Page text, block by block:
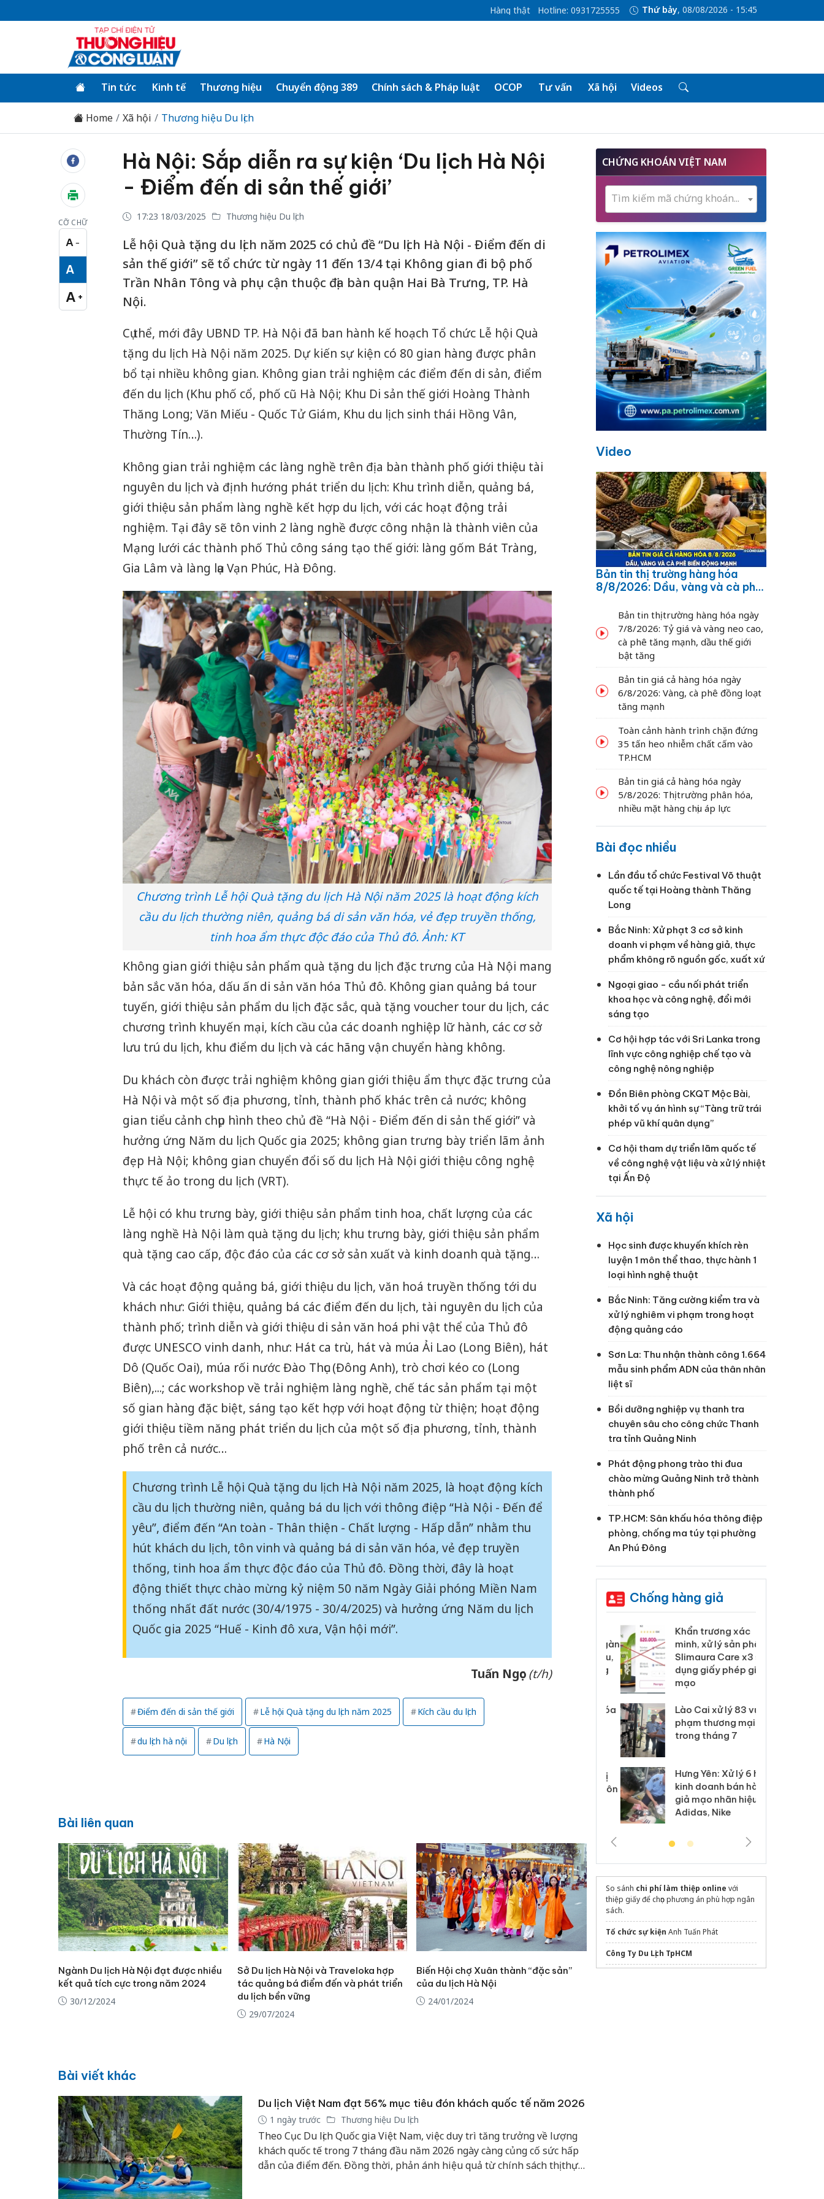
Hàng thật Hotline: 0931725555 Thứ bảy, 08/08/2026 - 15:45
Tin tức Kinh tế Thương hiệu Chuyển động 389 Chính sách & Pháp luật OCOP Tư vấn Xã hội Videos
Home Xã hội Thương hiệu Du lịch
CỠ CHỮ
A −
Cỡ chữ nhỏ
A
Cỡ chữ vừa
A +
Cỡ chữ lớn
Hà Nội: Sắp diễn ra sự kiện ‘Du lịch Hà Nội
- Điểm đến di sản thế giới’
17:23 18/03/2025 Thương hiệu Du lịch
Lễ hội Quà tặng du lịch năm 2025 có chủ đề “Du lịch Hà Nội - Điểm đến di
sản thế giới” sẽ tổ chức từ ngày 11 đến 13/4 tại Không gian đi bộ phố
Trần Nhân Tông và phụ cận thuộc địa bàn quận Hai Bà Trưng, TP. Hà
Nội.
Cụ thể, mới đây UBND TP. Hà Nội đã ban hành kế hoạch Tổ chức Lễ hội Quà
tặng du lịch Hà Nội năm 2025. Dự kiến sự kiện có 80 gian hàng được phân
bổ tại nhiều không gian. Không gian trải nghiệm các điểm đến di sản, điểm
đến du lịch (Khu phố cổ, phố cũ Hà Nội; Khu Di sản thế giới Hoàng Thành
Thăng Long; Văn Miếu - Quốc Tử Giám, Khu du lịch sinh thái Hồng Vân,
Thường Tín…).
Không gian trải nghiệm các làng nghề trên địa bàn thành phố giới thiệu tài
nguyên du lịch và định hướng phát triển du lịch: Khu trình diễn, quảng bá,
giới thiệu sản phẩm làng nghề kết hợp du lịch, với các hoạt động trải
nghiệm. Tại đây sẽ tôn vinh 2 làng nghề được công nhận là thành viên của
Mạng lưới các thành phố Thủ công sáng tạo thế giới: làng gốm Bát Tràng,
Gia Lâm và làng lụa Vạn Phúc, Hà Đông.
Chương trình Lễ hội Quà tặng du lịch Hà Nội năm 2025 là hoạt động kích
cầu du lịch thường niên, quảng bá di sản văn hóa, vẻ đẹp truyền thống,
tinh hoa ẩm thực độc đáo của Thủ đô. Ảnh: KT
Không gian giới thiệu sản phẩm quà tặng du lịch đặc trưng của Hà Nội mang
bản sắc văn hóa, dấu ấn di sản văn hóa Thủ đô. Không gian quảng bá tour
tuyến, giới thiệu sản phẩm du lịch đặc sắc, quà tặng voucher tour du lịch, các
chương trình khuyến mại, kích cầu của các doanh nghiệp lữ hành, các cơ sở
lưu trú du lịch, khu điểm du lịch và các hãng vận chuyển hàng không.
Du khách còn được trải nghiệm không gian giới thiệu ẩm thực đặc trưng của
Hà Nội và một số địa phương, tỉnh, thành phố khác trên cả nước; không
gian tiểu cảnh chụp hình theo chủ đề “Hà Nội - Điểm đến di sản thế giới” và
hưởng ứng Năm du lịch Quốc gia 2025; không gian trưng bày triển lãm ảnh
đẹp Hà Nội; không gian chuyển đổi số du lịch Hà Nội giới thiệu công nghệ
thực tế ảo trong du lịch (VRT).
Lễ hội có khu trưng bày, giới thiệu sản phẩm tinh hoa, chất lượng của các
làng nghề Hà Nội làm quà tặng du lịch; khu trưng bày, giới thiệu sản phẩm
quà tặng cao cấp, độc đáo của các cơ sở sản xuất và kinh doanh quà tặng…
Và các hoạt động quảng bá, giới thiệu du lịch, văn hoá truyền thống tới du
khách như: Giới thiệu, quảng bá các điểm đến du lịch, tài nguyên du lịch của
thành phố; trình diễn và giới thiệu di sản văn hoá phi vật thể của Thủ đô
được UNESCO vinh danh, như: Hát ca trù, hát và múa Ải Lao (Long Biên), hát
Dô (Quốc Oai), múa rối nước Đào Thục (Đông Anh), trò chơi kéo co (Long
Biên),...; các workshop về trải nghiệm làng nghề, chế tác sản phẩm tại một
số gian hàng đặc biệt, sáng tạo kết hợp với hoạt động từ thiện; hoạt động
giới thiệu tiềm năng phát triển du lịch của một số địa phương, tỉnh, thành
phố trên cả nước…
Chương trình Lễ hội Quà tặng du lịch Hà Nội năm 2025, là hoạt động kích
cầu du lịch thường niên, quảng bá du lịch với thông điệp “Hà Nội - Đến để
yêu”, điểm đến “An toàn - Thân thiện - Chất lượng - Hấp dẫn” nhằm thu
hút khách du lịch, tôn vinh và quảng bá di sản văn hóa, vẻ đẹp truyền
thống, tinh hoa ẩm thực độc đáo của Thủ đô. Đồng thời, đây là hoạt
động thiết thực chào mừng kỷ niệm 50 năm Ngày Giải phóng Miền Nam
thống nhất đất nước (30/4/1975 - 30/4/2025) và hưởng ứng Năm du lịch
Quốc gia 2025 “Huế - Kinh đô xưa, Vận hội mới”.
Tuấn Ngọc(t/h)
Điểm đến di sản thế giới Lễ hội Quà tặng du lịch năm 2025 Kích cầu du lịch
du lịch hà nội Du lịch Hà Nội
Bài liên quan
Ngành Du lịch Hà Nội đạt được nhiều
kết quả tích cực trong năm 2024
30/12/2024
Sở Du lịch Hà Nội và Traveloka hợp
tác quảng bá điểm đến và phát triển
du lịch bền vững
29/07/2024
Biến Hội chợ Xuân thành “đặc sản”
của du lịch Hà Nội
24/01/2024
Bài viết khác
Du lịch Việt Nam đạt 56% mục tiêu đón khách quốc tế năm 2026
1 ngày trước Thương hiệu Du lịch
Theo Cục Du lịch Quốc gia Việt Nam, việc duy trì tăng trưởng về lượng
khách quốc tế trong 7 tháng đầu năm 2026 ngày càng củng cố sức hấp
dẫn của điểm đến. Đồng thời, phản ánh hiệu quả từ chính sách thị thực
CHỨNG KHOÁN VIỆT NAM
Tìm kiếm mã chứng khoán...
Video
Bản tin thị trường hàng hóa
8/8/2026: Dầu, vàng và cà phê
Bản tin thị trường hàng hóa ngày
7/8/2026: Tỷ giá và vàng neo cao,
cà phê tăng mạnh, dầu thế giới
bật tăng
Bản tin giá cả hàng hóa ngày
6/8/2026: Vàng, cà phê đồng loạt
tăng mạnh
Toàn cảnh hành trình chặn đứng
35 tấn heo nhiễm chất cấm vào
TP.HCM
Bản tin giá cả hàng hóa ngày
5/8/2026: Thị trường phân hóa,
nhiều mặt hàng chịu áp lực
Bài đọc nhiều
Lần đầu tổ chức Festival Võ thuật
quốc tế tại Hoàng thành Thăng
Long
Bắc Ninh: Xử phạt 3 cơ sở kinh
doanh vi phạm về hàng giả, thực
phẩm không rõ nguồn gốc, xuất xứ
Ngoại giao - cầu nối phát triển
khoa học và công nghệ, đổi mới
sáng tạo
Cơ hội hợp tác với Sri Lanka trong
lĩnh vực công nghiệp chế tạo và
công nghệ nông nghiệp
Đồn Biên phòng CKQT Mộc Bài,
khởi tố vụ án hình sự “Tàng trữ trái
phép vũ khí quân dụng”
Cơ hội tham dự triển lãm quốc tế
về công nghệ vật liệu và xử lý nhiệt
tại Ấn Độ
Xã hội
Học sinh được khuyến khích rèn
luyện 1 môn thể thao, thực hành 1
loại hình nghệ thuật
Bắc Ninh: Tăng cường kiểm tra và
xử lý nghiêm vi phạm trong hoạt
động quảng cáo
Sơn La: Thu nhận thành công 1.664
mẫu sinh phẩm ADN của thân nhân
liệt sĩ
Bồi dưỡng nghiệp vụ thanh tra
chuyên sâu cho công chức Thanh
tra tỉnh Quảng Ninh
Phát động phong trào thi đua
chào mừng Quảng Ninh trở thành
thành phố
TP.HCM: Sân khấu hóa thông điệp
phòng, chống ma túy tại phường
An Phú Đông
Chống hàng giả
sản phẩm nhập lậu,
bảo vệ môi trường
kinh doanh
Khẩn trương xác
minh, xử lý sản phẩm
Slimaura Care x3 sử
dụng giấy phép giả
mạo
Lào Cai xử lý 83 vụ vi
phạm thương mại
trong tháng 7
Hưng Yên: Xử lý 6 hộ
kinh doanh bán hàng
giả mạo nhãn hiệu
Adidas, Nike
So sánh chi phí làm thiệp online với
thiệp giấy để chọn phương án phù hợp ngân
sách.
Tổ chức sự kiện Anh Tuấn Phát
Công Ty Du Lịch TpHCM